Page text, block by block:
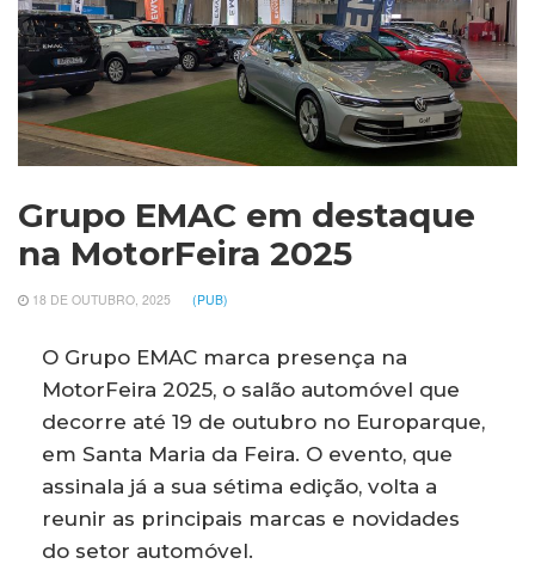
Grupo EMAC em destaque
na MotorFeira 2025
18 DE OUTUBRO, 2025 (PUB)
O Grupo EMAC marca presença na
MotorFeira 2025, o salão automóvel que
decorre até 19 de outubro no Europarque,
em Santa Maria da Feira. O evento, que
assinala já a sua sétima edição, volta a
reunir as principais marcas e novidades
do setor automóvel.